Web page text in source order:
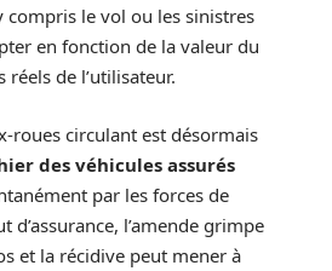
le vol ou les sinistres
en fonction de la valeur du
de l’utilisateur.
roues circulant est désormais
des véhicules assurés
par les forces de
d’assurance, l’amende grimpe
et la récidive peut mener à